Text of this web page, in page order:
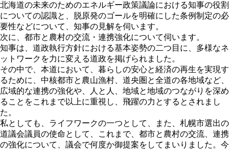
北海道の未来のためのエネルギー政策議論における知事の役割
についての認識と、脱原発のゴールを明確にした条例制定の必
要性などについて、知事の見解を伺います。
次に、都市と農村の交流・連携強化について伺います。
知事は、道政執行方針における基本姿勢の二つ目に、多様なネ
ットワークを力に変える道政を掲げられました。
その中で、本道において、暮らしの安心と経済の再生を実現す
るために、中核都市と農山漁村、道央圏と全道の各地域など、
広域的な連携の強化や、人と人、地域と地域のつながりを深め
ることをこれまで以上に重視し、飛躍の力とするとされまし
た。
私としても、ライフワークの一つとして、また、札幌市選出の
道議会議員の使命として、これまで、都市と農村の交流、連携
の強化について、議会で何度か御提案をしてまいりました。今